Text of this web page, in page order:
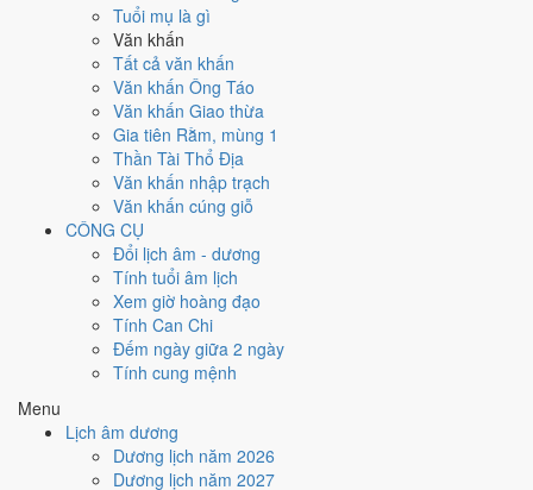
Tuổi mụ là gì
Văn khấn
Tất cả văn khấn
Văn khấn Ông Táo
Văn khấn Giao thừa
Gia tiên Rằm, mùng 1
Thần Tài Thổ Địa
Văn khấn nhập trạch
Văn khấn cúng giỗ
CÔNG CỤ
Đổi lịch âm - dương
Tính tuổi âm lịch
Xem giờ hoàng đạo
Tính Can Chi
Đếm ngày giữa 2 ngày
Tính cung mệnh
Menu
Lịch âm dương
Dương lịch năm 2026
Dương lịch năm 2027
đạo nên điểm từng việc chênh nhau như bảng dưới.
Cưới hỏi - đính hôn
Rất tốt
Cưới hỏi - đính hôn hôm nay ở
Khai và Sao Lâu, nhưng Ngày Hắc Đạo kéo giảm điểm.
Cách tính ngày tốt
Khai trương - mở cửa hàng
Tốt
Khai trương - mở cửa hàng hôm nay ở
Trực Khai, nhưng Ngày Hắc Đạo kéo giảm điểm.
Cách tính ngày tốt
Ký hợp đồng - giao ước
Trung bình
Ký hợp đồng - giao ước hôm nay ở
Ngày Hắc Đạogây bất lợi.
Cách tính ngày tốt
🏗️
Động thổ - khởi công
Tốt